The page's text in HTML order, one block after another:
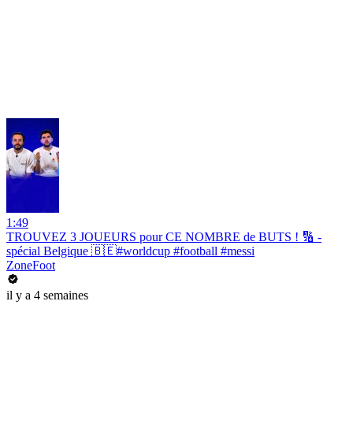
1:49
TROUVEZ 3 JOUEURS pour CE NOMBRE de BUTS ! 🔢 -
spécial Belgique 🇧🇪#worldcup #football #messi
ZoneFoot
il y a 4 semaines